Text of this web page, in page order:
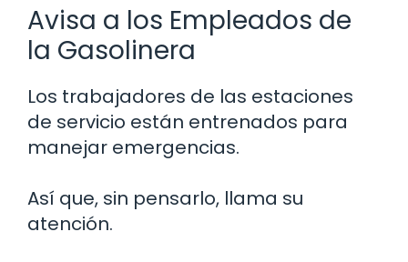
Avisa a los Empleados de
la Gasolinera
Los trabajadores de las estaciones
de servicio están entrenados para
manejar emergencias.
Así que, sin pensarlo, llama su
atención.